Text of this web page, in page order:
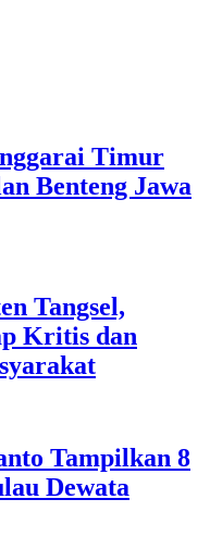
Timur
Benteng Jawa
Tangsel,
Kritis dan
Tampilkan 8
Dewata